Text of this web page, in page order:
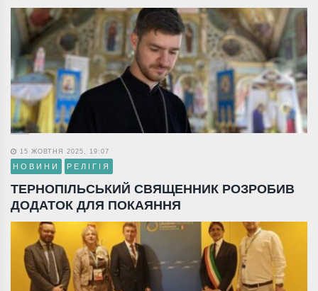
15 ЖОВТНЯ 2025, 19:07
НОВИНИ РЕЛІГІЯ
ТЕРНОПІЛЬСЬКИЙ СВЯЩЕННИК РОЗРОБИВ
ДОДАТОК ДЛЯ ПОКАЯННЯ